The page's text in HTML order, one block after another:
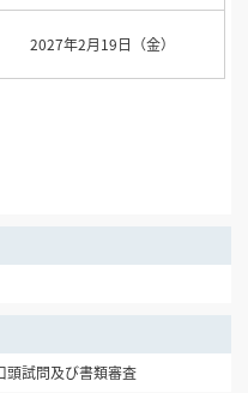
2027年2月19日（金）
頭試問及び書類審査